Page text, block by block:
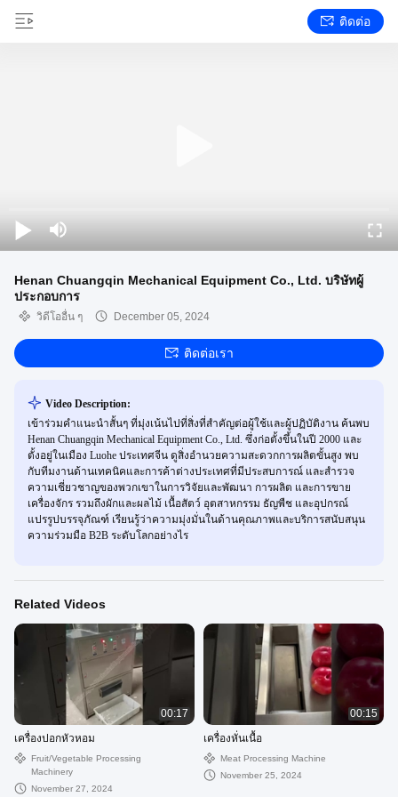
ติดต่อ
Henan Chuangqin Mechanical Equipment Co., Ltd. บริษัทผู้
ประกอบการ
วิดีโออื่น ๆ December 05, 2024
ติดต่อเรา
Video Description:
เข้าร่วมคำแนะนำสั้นๆ ที่มุ่งเน้นไปที่สิ่งที่สำคัญต่อผู้ใช้และผู้ปฏิบัติงาน ค้นพบ
Henan Chuangqin Mechanical Equipment Co., Ltd. ซึ่งก่อตั้งขึ้นในปี 2000 และ
ตั้งอยู่ในเมือง Luohe ประเทศจีน ดูสิ่งอำนวยความสะดวกการผลิตขั้นสูง พบ
กับทีมงานด้านเทคนิคและการค้าต่างประเทศที่มีประสบการณ์ และสำรวจ
ความเชี่ยวชาญของพวกเขาในการวิจัยและพัฒนา การผลิต และการขาย
เครื่องจักร รวมถึงผักและผลไม้ เนื้อสัตว์ อุตสาหกรรม ธัญพืช และอุปกรณ์
แปรรูปบรรจุภัณฑ์ เรียนรู้ว่าความมุ่งมั่นในด้านคุณภาพและบริการสนับสนุน
ความร่วมมือ B2B ระดับโลกอย่างไร
Related Videos
00:17
เครื่องปอกหัวหอม
Fruit/Vegetable Processing
Machinery
November 27, 2024
00:15
เครื่องหั่นเนื้อ
Meat Processing Machine
November 25, 2024